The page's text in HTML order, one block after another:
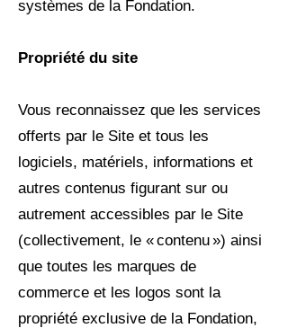
systèmes de la Fondation.
Propriété du site
Vous reconnaissez que les services
offerts par le Site et tous les
logiciels, matériels, informations et
autres contenus figurant sur ou
autrement accessibles par le Site
(collectivement, le « contenu ») ainsi
que toutes les marques de
commerce et les logos sont la
propriété exclusive de la Fondation,